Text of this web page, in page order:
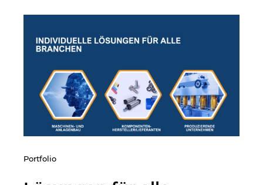
Portfolio
Luxemburg
Mexiko
Neuseeland
Niederlande